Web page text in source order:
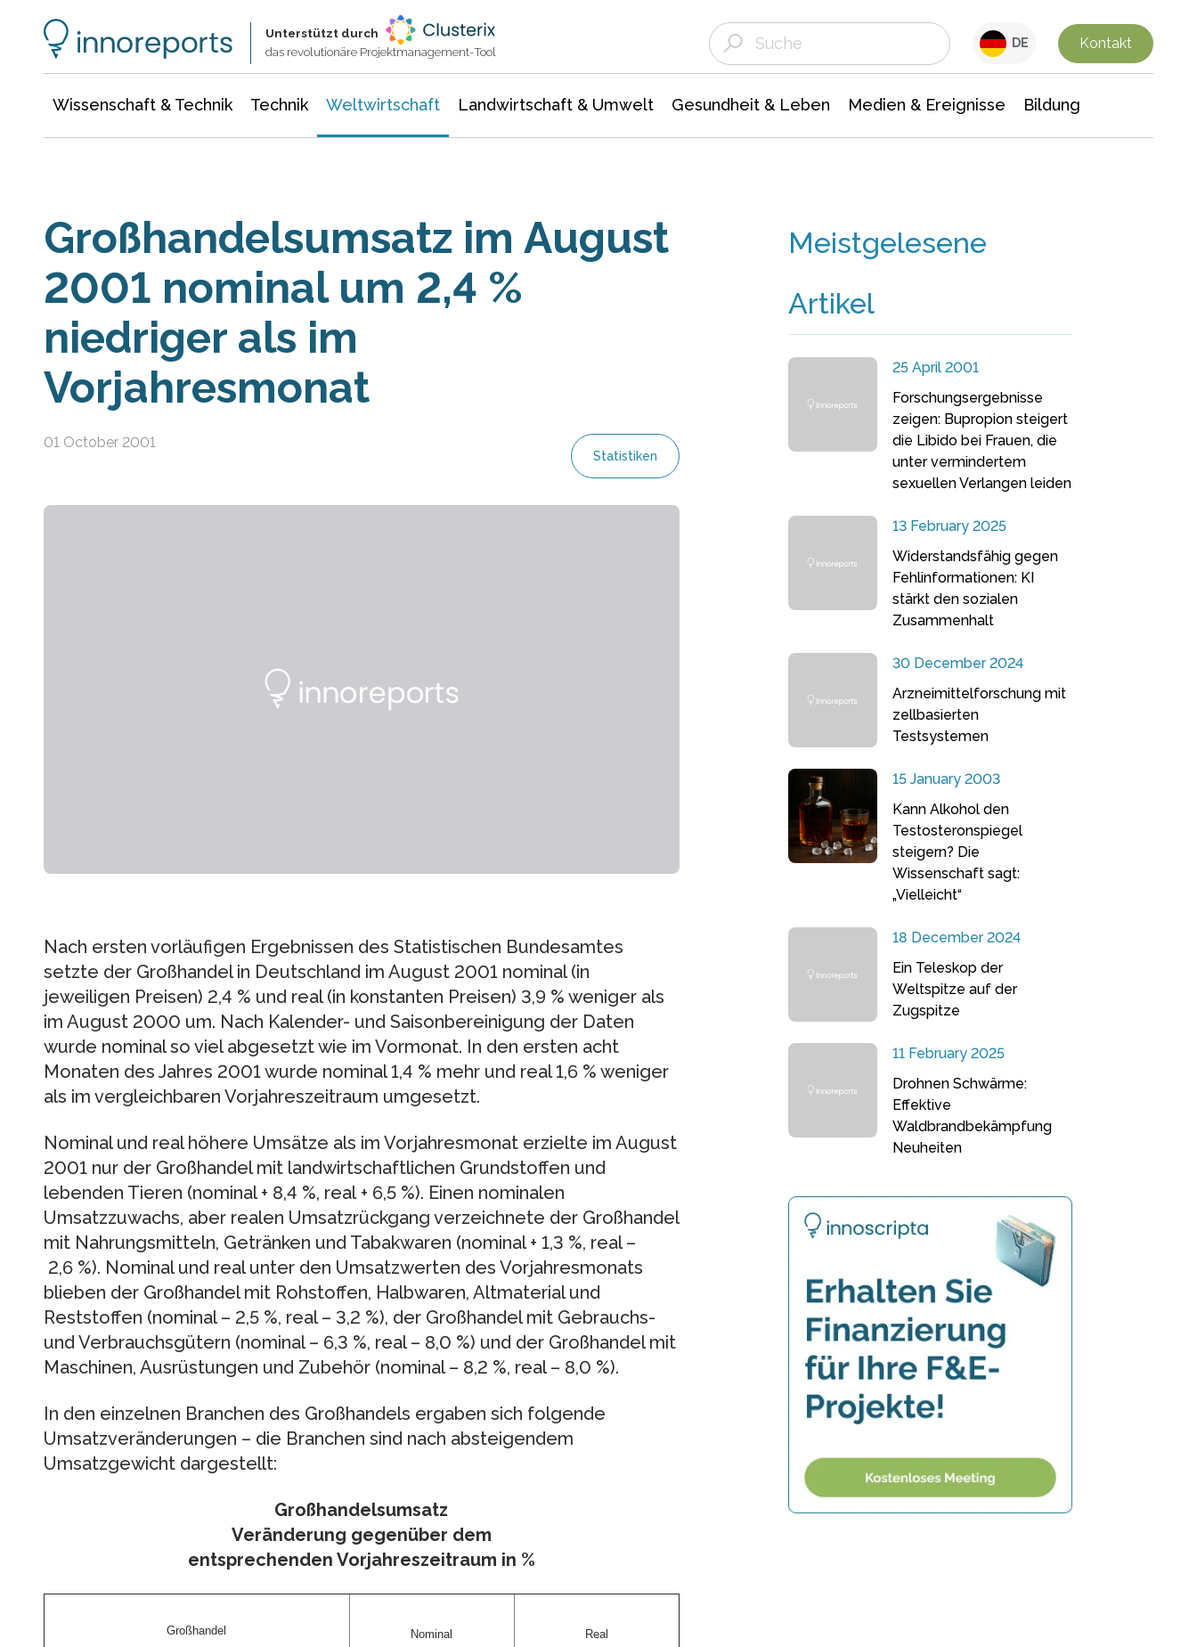
Unterstützt durch
das revolutionäre Projektmanagement-Tool
DE Kontakt
Wissenschaft & Technik Technik Weltwirtschaft Landwirtschaft & Umwelt Gesundheit & Leben Medien & Ereignisse Bildung
Großhandelsumsatz im August
2001 nominal um 2,4 %
niedriger als im
Vorjahresmonat
01 October 2001
Statistiken
Nach ersten vorläufigen Ergebnissen des Statistischen Bundesamtes
setzte der Großhandel in Deutschland im August 2001 nominal (in
jeweiligen Preisen) 2,4 % und real (in konstanten Preisen) 3,9 % weniger als
im August 2000 um. Nach Kalender- und Saisonbereinigung der Daten
wurde nominal so viel abgesetzt wie im Vormonat. In den ersten acht
Monaten des Jahres 2001 wurde nominal 1,4 % mehr und real 1,6 % weniger
als im vergleichbaren Vorjahreszeitraum umgesetzt.
Nominal und real höhere Umsätze als im Vorjahresmonat erzielte im August
2001 nur der Großhandel mit landwirtschaftlichen Grundstoffen und
lebenden Tieren (nominal + 8,4 %, real + 6,5 %). Einen nominalen
Umsatzzuwachs, aber realen Umsatzrückgang verzeichnete der Großhandel
mit Nahrungsmitteln, Getränken und Tabakwaren (nominal + 1,3 %, real –
2,6 %). Nominal und real unter den Umsatzwerten des Vorjahresmonats
blieben der Großhandel mit Rohstoffen, Halbwaren, Altmaterial und
Reststoffen (nominal – 2,5 %, real – 3,2 %), der Großhandel mit Gebrauchs-
und Verbrauchsgütern (nominal – 6,3 %, real – 8,0 %) und der Großhandel mit
Maschinen, Ausrüstungen und Zubehör (nominal – 8,2 %, real – 8,0 %).
In den einzelnen Branchen des Großhandels ergaben sich folgende
Umsatzveränderungen – die Branchen sind nach absteigendem
Umsatzgewicht dargestellt:
Großhandelsumsatz
Veränderung gegenüber dem
entsprechenden Vorjahreszeitraum in %
Großhandel Nominal Real
Meistgelesene
Artikel
25 April 2001
Forschungsergebnisse
zeigen: Bupropion steigert
die Libido bei Frauen, die
unter vermindertem
sexuellen Verlangen leiden
13 February 2025
Widerstandsfähig gegen
Fehlinformationen: KI
stärkt den sozialen
Zusammenhalt
30 December 2024
Arzneimittelforschung mit
zellbasierten
Testsystemen
15 January 2003
Kann Alkohol den
Testosteronspiegel
steigern? Die
Wissenschaft sagt:
„Vielleicht“
18 December 2024
Ein Teleskop der
Weltspitze auf der
Zugspitze
11 February 2025
Drohnen Schwärme:
Effektive
Waldbrandbekämpfung
Neuheiten